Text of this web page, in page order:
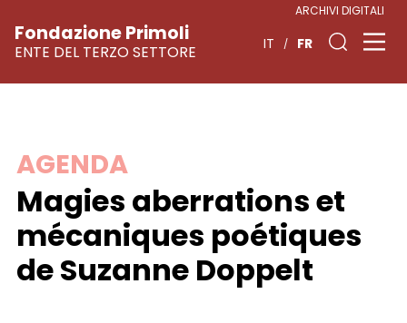
Skip
content
Fondazione Primoli
ENTE DEL TERZO SETTORE
ARCHIVI DIGITALI
IT FR
AGENDA
Magies aberrations et
mécaniques poétiques
de Suzanne Doppelt